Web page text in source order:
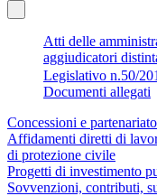
Atti delle
aggiudicatori
Legislativo n.50/
Documenti allegati
Concessioni e
Affidamenti diretti di
di protezione civile
Progetti di investimento
Sovvenzioni, contributi,